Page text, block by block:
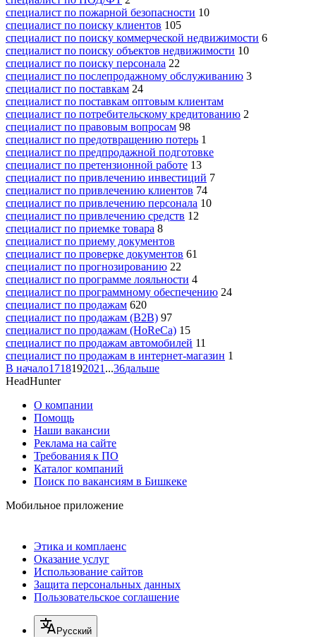
специалист по пожарной безопасности 10
специалист по поиску клиентов 105
специалист по поиску коммерческой недвижимости 6
специалист по поиску объектов недвижимости 10
специалист по поиску персонала 22
специалист по послепродажному обслуживанию 3
специалист по поставкам 24
специалист по поставкам оптовым клиентам
специалист по потребительскому кредитованию 2
специалист по правовым вопросам 98
специалист по предотвращению потерь 1
специалист по предпродажной подготовке
специалист по претензионной работе 13
специалист по привлечению инвестиций 7
специалист по привлечению клиентов 74
специалист по привлечению персонала 10
специалист по привлечению средств 12
специалист по приемке товара 8
специалист по приему документов
специалист по проверке документов 61
специалист по прогнозированию 22
специалист по программе лояльности 4
специалист по программному обеспечению 24
специалист по продажам 620
специалист по продажам (B2B) 97
специалист по продажам (HoReCa) 15
специалист по продажам автомобилей 11
специалист по продажам в интернет-магазин 1
В начало1718192021 ...36дальше
HeadHunter
О компании
Помощь
Наши вакансии
Реклама на сайте
Требования к ПО
Каталог компаний
Поиск по вакансиям в Бишкеке
Мобильное приложение
Этика и комплаенс
Оказание услуг
Использование сайтов
Защита персональных данных
Пользовательское соглашение
Русский